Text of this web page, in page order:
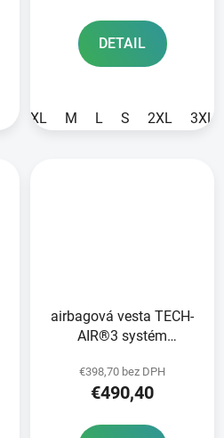
DETAIL
XL M L S 2XL 3XL
airbagová vesta TECH-
AIR®3 systém
čierna 2024
€398,70 bez DPH
€490,40